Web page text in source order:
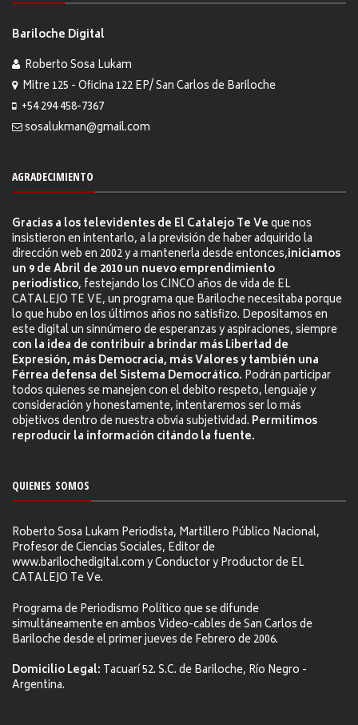
Bariloche Digital
Roberto Sosa Lukam
Mitre 125 - Oficina 122 EP/ San Carlos de Bariloche
+54 294 458-7367
sosalukman@gmail.com
AGRADECIMIENTO
Gracias a los televidentes de El Catalejo Te Veque nos
insistieron en intentarlo, a la previsión de haber adquirido la
dirección web en 2002 y a mantenerla desde entonces,iniciamos
un 9 de Abril de 2010 un nuevo emprendimiento
periodístico, festejando los CINCO años de vida de EL
CATALEJO TE VE, un programa que Bariloche necesitaba porque
lo que hubo en los últimos años no satisfizo. Depositamos en
este digital un sinnúmero de esperanzas y aspiraciones, siempre
con la idea de contribuir a brindar más Libertad de
Expresión, más Democracia, más Valores y también una
Férrea defensa del Sistema Democrático. Podrán participar
todos quienes se manejen con el debito respeto, lenguaje y
consideración y honestamente, intentaremos ser lo más
objetivos dentro de nuestra obvia subjetividad. Permitimos
reproducir la información citándo la fuente.
QUIENES SOMOS
Roberto Sosa Lukam Periodista, Martillero Público Nacional,
Profesor de Ciencias Sociales, Editor de
www.barilochedigital.com y Conductor y Productor de EL
CATALEJO Te Ve.
Programa de Periodismo Político que se difunde
simultáneamente en ambos Video-cables de San Carlos de
Bariloche desde el primer jueves de Febrero de 2006.
Domicilio Legal: Tacuarí 52. S.C. de Bariloche, Río Negro -
Argentina.